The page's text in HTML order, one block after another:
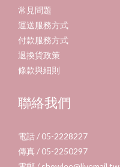
常見問題
運送服務方式
付款服務方式
退換貨政策
條款與細則
聯絡我們
電話 / 05-2228227
傳真 / 05-2250297